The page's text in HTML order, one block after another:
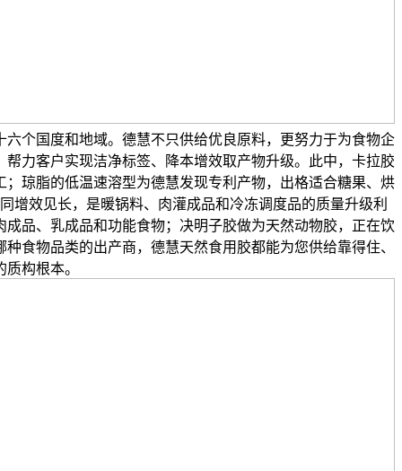
个国度和地域。德慧不只供给优良原料，更努力于为食物企
力客户实现洁净标签、降本增效取产物升级。此中，卡拉胶
琼脂的低温速溶型为德慧发现专利产物，出格适合糖果、烘
增效见长，是暖锅料、肉灌成品和冷冻调度品的质量升级利
品、乳成品和功能食物；决明子胶做为天然动物胶，正在饮
食物品类的出产商，德慧天然食用胶都能为您供给靠得住、
质构根本。